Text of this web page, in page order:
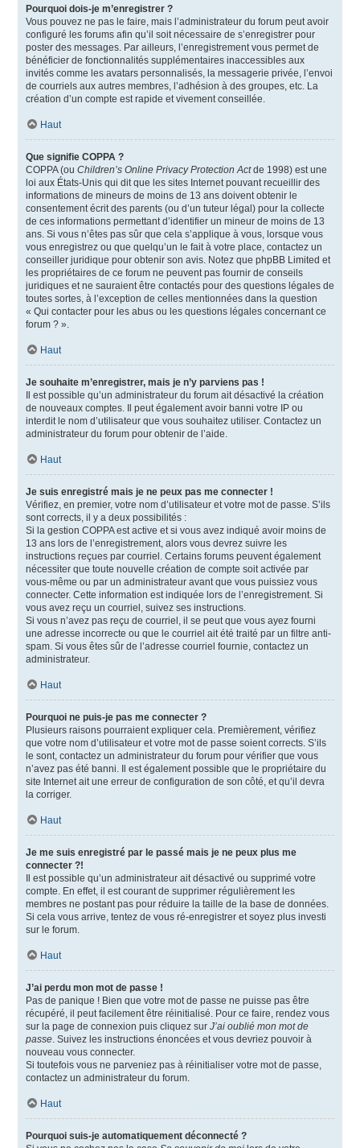
Pourquoi dois-je m’enregistrer ?
Vous pouvez ne pas le faire, mais l’administrateur du forum peut avoir
configuré les forums afin qu’il soit nécessaire de s’enregistrer pour
poster des messages. Par ailleurs, l’enregistrement vous permet de
bénéficier de fonctionnalités supplémentaires inaccessibles aux
invités comme les avatars personnalisés, la messagerie privée, l’envoi
de courriels aux autres membres, l’adhésion à des groupes, etc. La
création d’un compte est rapide et vivement conseillée.
Haut
Que signifie COPPA ?
COPPA (ou Children’s Online Privacy Protection Actde 1998) est une
loi aux États-Unis qui dit que les sites Internet pouvant recueillir des
informations de mineurs de moins de 13 ans doivent obtenir le
consentement écrit des parents (ou d’un tuteur légal) pour la collecte
de ces informations permettant d’identifier un mineur de moins de 13
ans. Si vous n’êtes pas sûr que cela s’applique à vous, lorsque vous
vous enregistrez ou que quelqu’un le fait à votre place, contactez un
conseiller juridique pour obtenir son avis. Notez que phpBB Limited et
les propriétaires de ce forum ne peuvent pas fournir de conseils
juridiques et ne sauraient être contactés pour des questions légales de
toutes sortes, à l’exception de celles mentionnées dans la question
« Qui contacter pour les abus ou les questions légales concernant ce
forum ? ».
Haut
Je souhaite m’enregistrer, mais je n’y parviens pas !
Il est possible qu’un administrateur du forum ait désactivé la création
de nouveaux comptes. Il peut également avoir banni votre IP ou
interdit le nom d’utilisateur que vous souhaitez utiliser. Contactez un
administrateur du forum pour obtenir de l’aide.
Haut
Je suis enregistré mais je ne peux pas me connecter !
Vérifiez, en premier, votre nom d’utilisateur et votre mot de passe. S’ils
sont corrects, il y a deux possibilités :
Si la gestion COPPA est active et si vous avez indiqué avoir moins de
13 ans lors de l’enregistrement, alors vous devrez suivre les
instructions reçues par courriel. Certains forums peuvent également
nécessiter que toute nouvelle création de compte soit activée par
vous-même ou par un administrateur avant que vous puissiez vous
connecter. Cette information est indiquée lors de l’enregistrement. Si
vous avez reçu un courriel, suivez ses instructions.
Si vous n’avez pas reçu de courriel, il se peut que vous ayez fourni
une adresse incorrecte ou que le courriel ait été traité par un filtre anti-
spam. Si vous êtes sûr de l’adresse courriel fournie, contactez un
administrateur.
Haut
Pourquoi ne puis-je pas me connecter ?
Plusieurs raisons pourraient expliquer cela. Premièrement, vérifiez
que votre nom d’utilisateur et votre mot de passe soient corrects. S’ils
le sont, contactez un administrateur du forum pour vérifier que vous
n’avez pas été banni. Il est également possible que le propriétaire du
site Internet ait une erreur de configuration de son côté, et qu’il devra
la corriger.
Haut
Je me suis enregistré par le passé mais je ne peux plus me
connecter ?!
Il est possible qu’un administrateur ait désactivé ou supprimé votre
compte. En effet, il est courant de supprimer régulièrement les
membres ne postant pas pour réduire la taille de la base de données.
Si cela vous arrive, tentez de vous ré-enregistrer et soyez plus investi
sur le forum.
Haut
J’ai perdu mon mot de passe !
Pas de panique ! Bien que votre mot de passe ne puisse pas être
récupéré, il peut facilement être réinitialisé. Pour ce faire, rendez vous
sur la page de connexion puis cliquez sur J’ai oublié mon mot de
passe. Suivez les instructions énoncées et vous devriez pouvoir à
nouveau vous connecter.
Si toutefois vous ne parveniez pas à réinitialiser votre mot de passe,
contactez un administrateur du forum.
Haut
Pourquoi suis-je automatiquement déconnecté ?